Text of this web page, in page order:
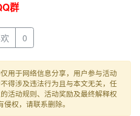
群
0
用于网络信息分享，用户参与活动
得涉及违法行为且与本文无关，任
活动规则、活动奖励及最终解释权
权，请联系删除。